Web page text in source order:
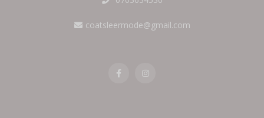
coatsleermode@gmail.com